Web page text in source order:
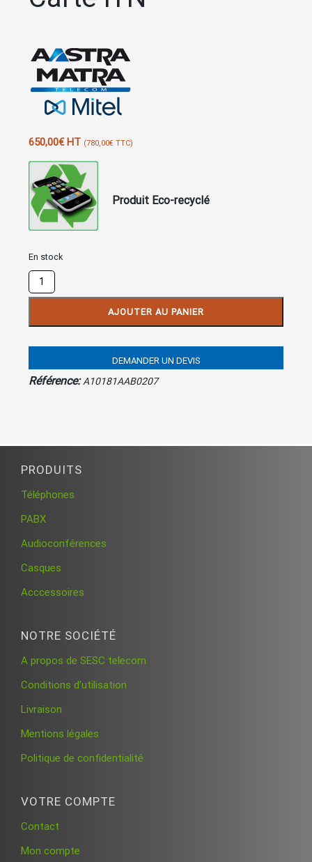
650,00€HT (780,00€ TTC)
Produit Eco-recyclé
En stock
quantité
de
AJOUTER AU PANIER
DEMANDER UN DEVIS
Référence:A10181AAB0207
PRODUITS
Téléphones
PABX
Audioconférences
Casques
Acccessoires
NOTRE SOCIÉTÉ
A propos de SESC telecom
Conditions d’utilisation
Livraison
Mentions légales
Politique de confidentialité
VOTRE COMPTE
Contact
Mon compte